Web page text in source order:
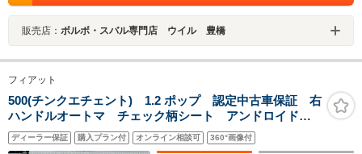
販売店： ボルボ・スバル専門店 ウイル 豊橋
フィアット
500(チンクエチェント) 1.2 ポップ 認定中古車保証 右
ハンドルオートマ チェック柄シート アンドロイドオ
ート アップルカープレイ 14インチタイヤ LEDデイ
ライト
ディーラー保証 購入プラン付 オンライン相談可 360°画像付